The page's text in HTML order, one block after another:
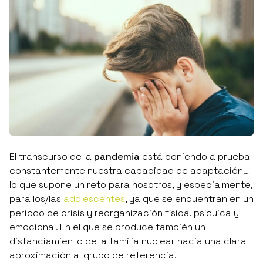
El transcurso de la pandemia está poniendo a prueba
constantemente nuestra capacidad de adaptación…
lo que supone un reto para nosotros, y especialmente,
para los/las adolescentes, ya que se encuentran en un
periodo de crisis y reorganización física, psíquica y
emocional. En el que se produce también un
distanciamiento de la familia nuclear hacia una clara
aproximación al grupo de referencia.